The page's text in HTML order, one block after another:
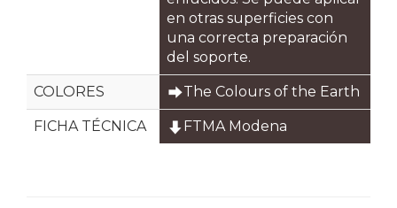
en otras superficies con
una correcta preparación
del soporte.
COLORES The Colours of the Earth
FICHA TÉCNICA FTMA Modena